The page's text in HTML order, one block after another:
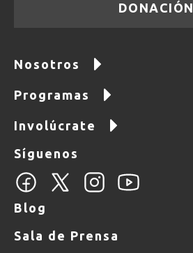
DONACIÓN
Nosotros
Programas
Involúcrate
Síguenos
Blog
Sala de Prensa